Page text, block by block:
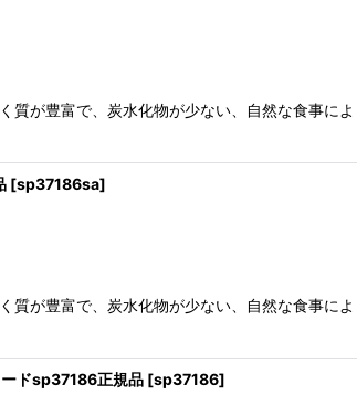
が豊富で、炭水化物が少ない、自然な食事に
[sp37186sa]
が豊富で、炭水化物が少ない、自然な食事に
ドsp37186正規品 [sp37186]